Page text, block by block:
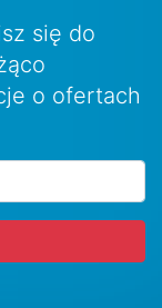
się do
o ofertach